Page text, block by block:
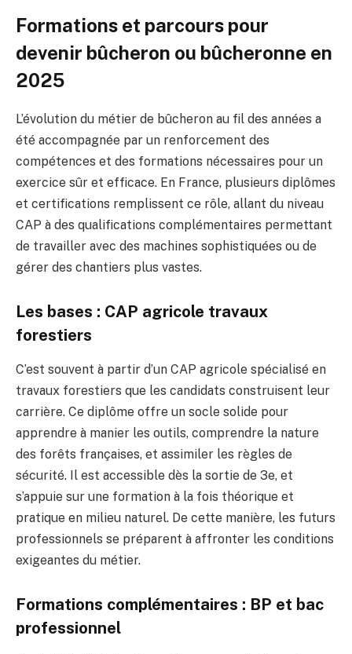
Formations et parcours pour
devenir bûcheron ou bûcheronne en
2025
L’évolution du métier de bûcheron au fil des années a
été accompagnée par un renforcement des
compétences et des formations nécessaires pour un
exercice sûr et efficace. En France, plusieurs diplômes
et certifications remplissent ce rôle, allant du niveau
CAP à des qualifications complémentaires permettant
de travailler avec des machines sophistiquées ou de
gérer des chantiers plus vastes.
Les bases : CAP agricole travaux
forestiers
C’est souvent à partir d’un CAP agricole spécialisé en
travaux forestiers que les candidats construisent leur
carrière. Ce diplôme offre un socle solide pour
apprendre à manier les outils, comprendre la nature
des forêts françaises, et assimiler les règles de
sécurité. Il est accessible dès la sortie de 3e, et
s’appuie sur une formation à la fois théorique et
pratique en milieu naturel. De cette manière, les futurs
professionnels se préparent à affronter les conditions
exigeantes du métier.
Formations complémentaires : BP et bac
professionnel